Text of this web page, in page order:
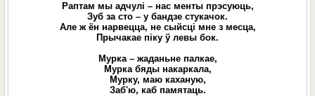
Раптам мы адчулі – нас менты прэсуюць,
Зуб за сто – у бандзе стукачок.
Але ж ён нарвецца, не сыйсці мне з месца,
Прычакае піку ў левы бок.
Мурка – жаданьне палкае,
Мурка бяды накаркала,
Мурку, маю каханую,
Заб'ю, каб памятаць.